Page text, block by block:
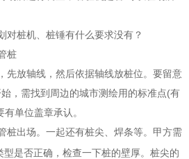
对桩机、桩锤有什么要求没有？
桩
先放轴线，然后依据轴线放桩位。要留意
，需找到周边的城市测绘用的标准点(有
单位盖章承认。
桩出场。一起还有桩尖、焊条等。甲方需
型是否正确，检查一下桩的壁厚。桩尖的